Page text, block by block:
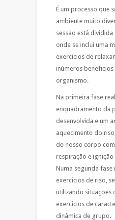
É um processo que
ambiente muito
sessão está dividida
onde se inclui uma
exercicios de
inúmeros beneficios
organismo.
Na primeira fase
enquadramento da
desenvolvida e um
aquecimento do
do nosso corpo
respiração e
Numa segunda fase
exercicios de riso,
utilizando situações
exercicios de
dinâmica de grupo.